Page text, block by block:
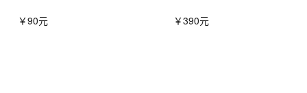
￥90元 ￥390元